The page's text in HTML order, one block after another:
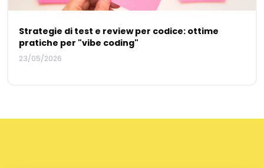
Strategie di test e review per codice: ottime
pratiche per "vibe coding"
23/05/2026